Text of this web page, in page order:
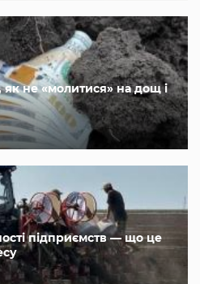
не «молитися» на дощ і
підприємств — що це